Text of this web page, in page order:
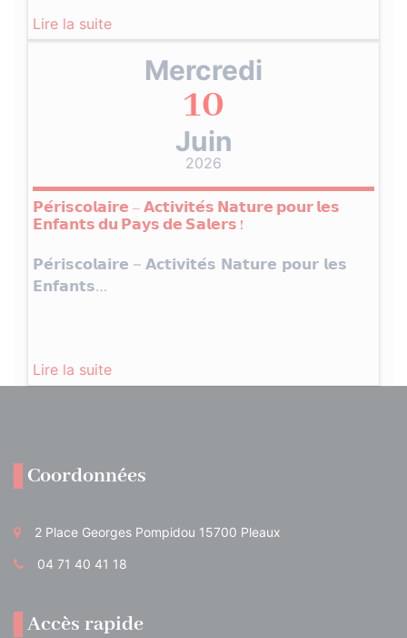
Lire la suite
Mercredi
10
Juin
2026
𝗣𝗲́𝗿𝗶𝘀𝗰𝗼𝗹𝗮𝗶𝗿𝗲 – 𝗔𝗰𝘁𝗶𝘃𝗶𝘁𝗲́𝘀 𝗡𝗮𝘁𝘂𝗿𝗲 𝗽𝗼𝘂𝗿 𝗹𝗲𝘀
𝗘𝗻𝗳𝗮𝗻𝘁𝘀 𝗱𝘂 𝗣𝗮𝘆𝘀 𝗱𝗲 𝗦𝗮𝗹𝗲𝗿𝘀 !
𝗣𝗲́𝗿𝗶𝘀𝗰𝗼𝗹𝗮𝗶𝗿𝗲 – 𝗔𝗰𝘁𝗶𝘃𝗶𝘁𝗲́𝘀 𝗡𝗮𝘁𝘂𝗿𝗲 𝗽𝗼𝘂𝗿 𝗹𝗲𝘀
𝗘𝗻𝗳𝗮𝗻𝘁𝘀…
Lire la suite
Coordonnées
2 Place Georges Pompidou 15700 Pleaux
04 71 40 41 18
Accès rapide